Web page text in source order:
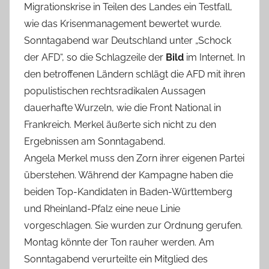
Migrationskrise in Teilen des Landes ein Testfall,
wie das Krisenmanagement bewertet wurde.
Sonntagabend war Deutschland unter „Schock
der AFD“, so die Schlagzeile der Bild im Internet. In
den betroffenen Ländern schlägt die AFD mit ihren
populistischen rechtsradikalen Aussagen
dauerhafte Wurzeln, wie die Front National in
Frankreich. Merkel äußerte sich nicht zu den
Ergebnissen am Sonntagabend.
Angela Merkel muss den Zorn ihrer eigenen Partei
überstehen. Während der Kampagne haben die
beiden Top-Kandidaten in Baden-Württemberg
und Rheinland-Pfalz eine neue Linie
vorgeschlagen. Sie wurden zur Ordnung gerufen.
Montag könnte der Ton rauher werden. Am
Sonntagabend verurteilte ein Mitglied des